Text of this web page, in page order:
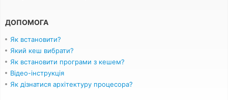
ДОПОМОГА
Як встановити?
Який кеш вибрати?
Як встановити програми з кешем?
Відео-інструкція
Як дізнатися архітектуру процесора?